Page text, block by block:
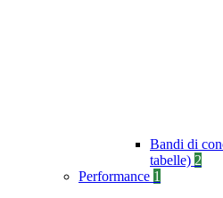
Bandi di
tabelle) 2
Performance 1